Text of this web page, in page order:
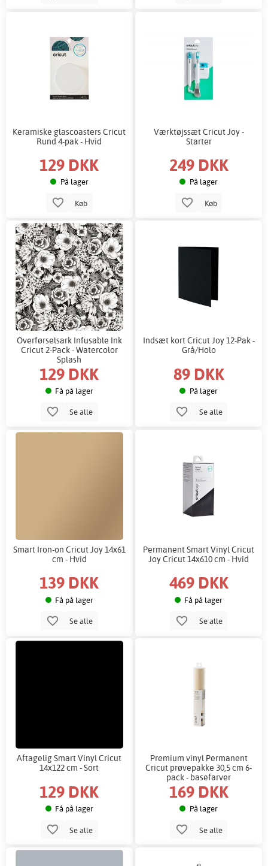
Keramiske glascoasters Cricut
Rund 4-pak - Hvid
129 DKK
På lager
Køb
Værktøjssæt Cricut Joy -
Starter
249 DKK
På lager
Køb
Overførselsark Infusable Ink
Cricut 2-Pack - Watercolor
Splash
129 DKK
Få på lager
Se alle
Indsæt kort Cricut Joy 12-Pak -
Grå/Holo
89 DKK
På lager
Se alle
Smart Iron-on Cricut Joy 14x61
cm - Hvid
139 DKK
Få på lager
Se alle
Permanent Smart Vinyl Cricut
Joy Cricut 14x610 cm - Hvid
469 DKK
Få på lager
Se alle
Aftagelig Smart Vinyl Cricut
14x122 cm - Sort
129 DKK
Få på lager
Se alle
Premium vinyl Permanent
Cricut prøvepakke 30,5 cm 6-
pack - basefarver
169 DKK
På lager
Se alle